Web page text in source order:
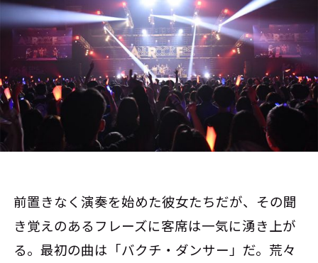
前置きなく演奏を始めた彼女たちだが、その聞
き覚えのあるフレーズに客席は一気に湧き上が
る。最初の曲は「バクチ・ダンサー」だ。荒々